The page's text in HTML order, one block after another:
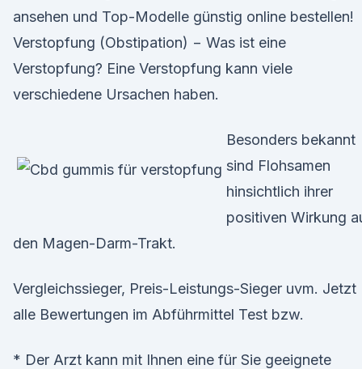
ansehen und Top-Modelle günstig online bestellen!
Verstopfung (Obstipation) − Was ist eine
Verstopfung? Eine Verstopfung kann viele
verschiedene Ursachen haben.
Besonders bekannt
sind Flohsamen
hinsichtlich ihrer
positiven Wirkung
den Magen-Darm-Trakt.
Vergleichssieger, Preis-Leistungs-Sieger uvm. Jetzt
alle Bewertungen im Abführmittel Test bzw.
* Der Arzt kann mit Ihnen eine für Sie geeignete